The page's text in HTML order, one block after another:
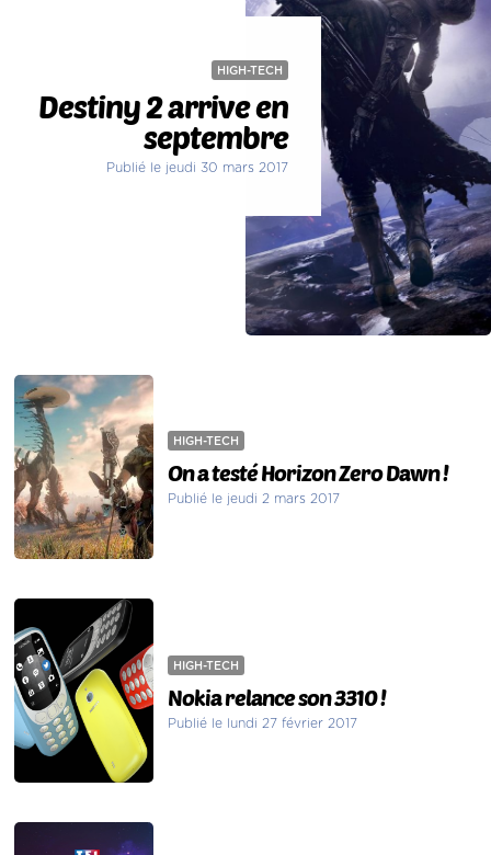
HIGH-TECH
Destiny 2 arrive en
septembre
Publié le jeudi 30 mars 2017
HIGH-TECH
On a testé Horizon Zero Dawn !
Publié le jeudi 2 mars 2017
HIGH-TECH
Nokia relance son 3310 !
Publié le lundi 27 février 2017